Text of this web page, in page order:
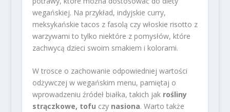
wegańskiej. Na przykład, indyjskie curry,
meksykańskie tacos z fasolą czy włoskie risotto z
warzywami to tylko niektóre z pomysłów, które
zachwycą dzieci swoim smakiem i kolorami.
W trosce o zachowanie odpowiedniej wartości
odżywczej w wegańskim menu, pamiętaj o
wprowadzeniu źródeł białka, takich jak rośliny
strączkowe, tofu czy nasiona. Warto także